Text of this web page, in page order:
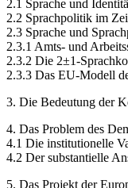
2.1 Sprache und
2.2 Sprachpolitik im
2.3 Sprache und
2.3.1 Amts- und
2.3.2 Die 2±1-
2.3.3 Das EU-Modell
3. Die Bedeutung der
4. Das Problem des
4.1 Die institutionelle
4.2 Der substantielle
5. Das Projekt der